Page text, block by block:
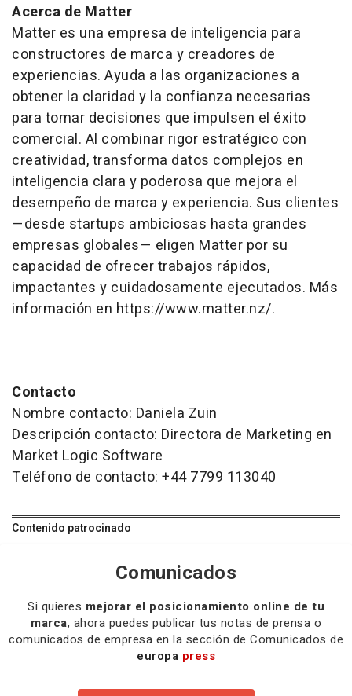
Acerca de Matter
Matter es una empresa de inteligencia para
constructores de marca y creadores de
experiencias. Ayuda a las organizaciones a
obtener la claridad y la confianza necesarias
para tomar decisiones que impulsen el éxito
comercial. Al combinar rigor estratégico con
creatividad, transforma datos complejos en
inteligencia clara y poderosa que mejora el
desempeño de marca y experiencia. Sus clientes
—desde startups ambiciosas hasta grandes
empresas globales— eligen Matter por su
capacidad de ofrecer trabajos rápidos,
impactantes y cuidadosamente ejecutados. Más
información en https://www.matter.nz/.
Contacto
Nombre contacto: Daniela Zuin
Descripción contacto: Directora de Marketing en
Market Logic Software
Teléfono de contacto: +44 7799 113040
Contenido patrocinado
Comunicados
Si quieres mejorar el posicionamiento online de tu
marca, ahora puedes publicar tus notas de prensa o
comunicados de empresa en la sección de Comunicados de
europa press